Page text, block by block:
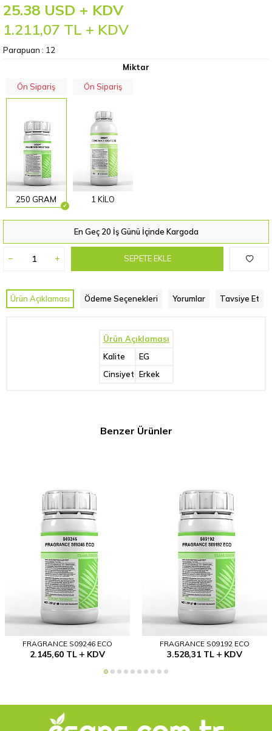
25.38 USD + KDV
1.211,07 TL + KDV
Parapuan : 12
Miktar
Ön Sipariş
250 GRAM
Ön Sipariş
1 KİLO
En Geç 20 İş Günü İçinde Kargoda
SEPETE EKLE
Ürün Açıklaması Ödeme Seçenekleri Yorumlar Tavsiye Et
Ürün Açıklaması
Kalite
EG
Cinsiyet Erkek
Benzer Ürünler
FRAGRANCE S09246 ECO
2.145,60TL KDV
FRAGRANCE S09192 ECO
3.528,31 TL KDV